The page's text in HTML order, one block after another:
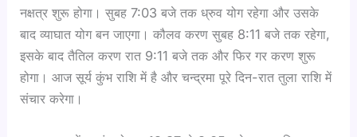
नक्षत्र शुरू होगा। सुबह 7:03 बजे तक ध्रुव योग रहेगा और उसके
बाद व्याघात योग बन जाएगा। कौलव करण सुबह 8:11 बजे तक रहेगा,
इसके बाद तैतिल करण रात 9:11 बजे तक और फिर गर करण शुरू
होगा। आज सूर्य कुंभ राशि में है और चन्द्रमा पूरे दिन-रात तुला राशि में
संचार करेगा।